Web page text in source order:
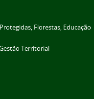
Florestas, Educação
Territorial